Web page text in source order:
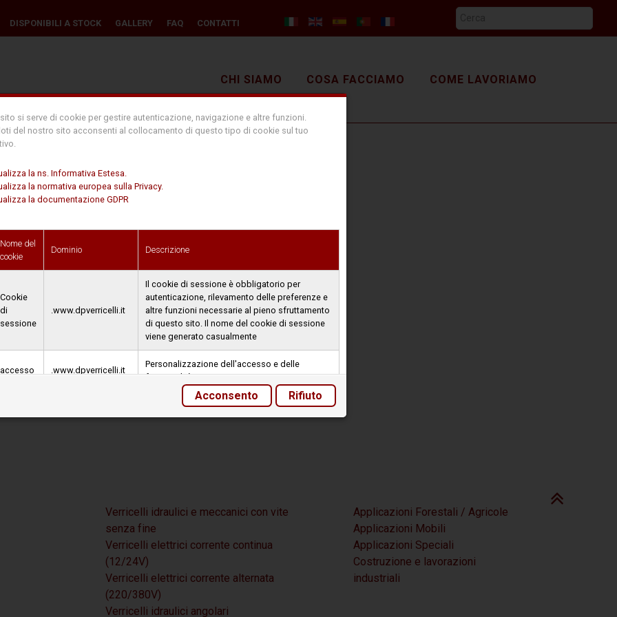
CONTATTI
FAQ
GALLERY
DISPONIBILI A STOCK
CHI SIAMO COSA FACCIAMO COME LAVORIAMO
sito web
Verricelli idraulici e meccanici con vite
senza fine
Verricelli elettrici corrente continua
(12/24V)
Verricelli elettrici corrente alternata
(220/380V)
Verricelli idraulici angolari
Applicazioni Forestali / Agricole
Applicazioni Mobili
Applicazioni Speciali
Costruzione e lavorazioni
industriali
si serve di cookie per gestire autenticazione, navigazione e altre funzioni.
del nostro sito acconsenti al collocamento di questo tipo di cookie sul tuo
la ns. Informativa Estesa.
la normativa europea sulla Privacy.
la documentazione GDPR
Nome del
cookie
Dominio Descrizione
Cookie
di
sessione
.www.dpverricelli.it
Il cookie di sessione è obbligatorio per
autenticazione, rilevamento delle preferenze e
altre funzioni necessarie al pieno sfruttamento
di questo sito. Il nome del cookie di sessione
viene generato casualmente
accesso .www.dpverricelli.it
Personalizzazione dell'accesso e delle
funzionalità
Analytics
Acconsento Rifiuto